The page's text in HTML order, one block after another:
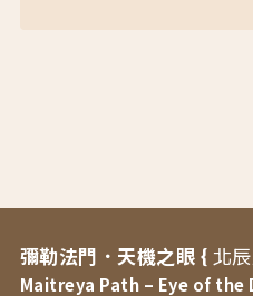
彌勒法門．天機之眼 { 北
Maitreya Path – Eye of the